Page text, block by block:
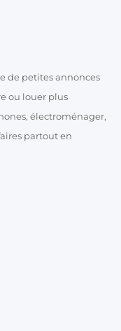
de petites annonces
ou louer plus
électroménager,
partout en